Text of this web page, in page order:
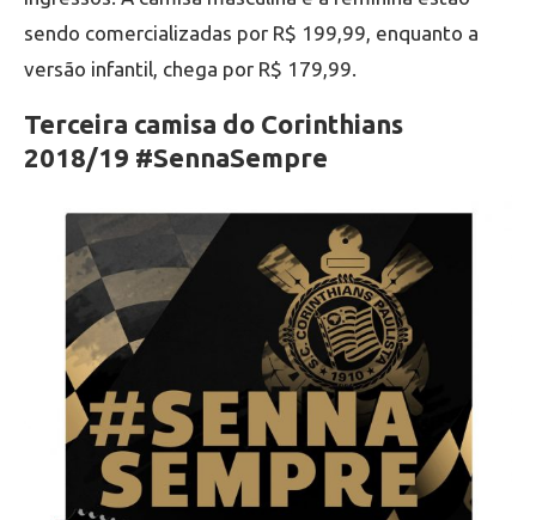
sendo comercializadas por R$ 199,99, enquanto a
versão infantil, chega por R$ 179,99.
Terceira camisa do Corinthians
2018/19 #SennaSempre